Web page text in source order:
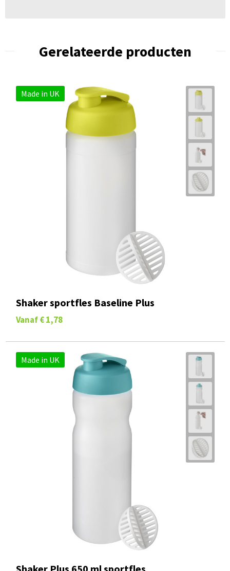
Gerelateerde producten
Made in UK
Shaker sportfles Baseline Plus
Vanaf € 1,78
Made in UK